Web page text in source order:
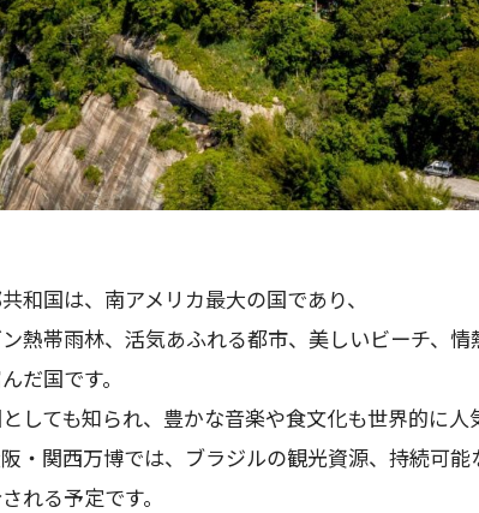
和国は、南アメリカ最大の国であり、
熱帯雨林、活気あふれる都市、美しいビーチ、
だ国です。
しても知られ、豊かな音楽や食文化も世界的に人
・関西万博では、ブラジルの観光資源、持続可
れる予定です。